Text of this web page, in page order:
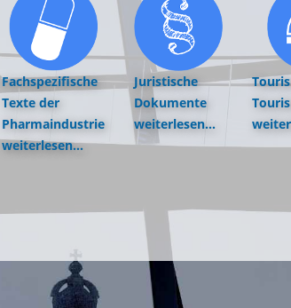
Fachspezifische
Texte der
Pharmaindustrie
weiterlesen...
Juristische
Dokumente
weiterlesen...